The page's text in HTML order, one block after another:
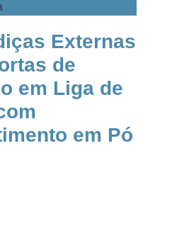
Externas
de
em Liga de
em Pó